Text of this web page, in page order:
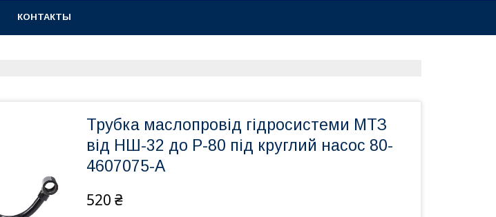
КОНТАКТЫ
Трубка маслопровід гідросистеми МТЗ
від НШ-32 до Р-80 під круглий насос 80-
4607075-А
520 ₴